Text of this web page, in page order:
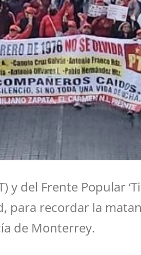
y del Frente Popular
para recordar la
de Monterrey.